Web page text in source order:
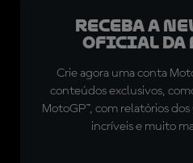
Receba a
oficial da
Crie agora uma conta
conteúdos exclusivos,
MotoGP™, com relatórios
incríveis e muito